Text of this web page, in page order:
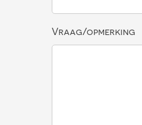
Vraag/opmerking